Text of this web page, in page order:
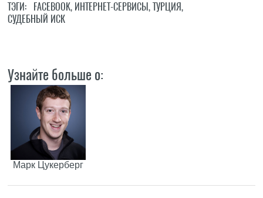
ТЭГИ: FACEBOOK, ИНТЕРНЕТ-СЕРВИСЫ,ТУРЦИЯ,
СУДЕБНЫЙ ИСК
Узнайте больше о:
Марк Цукерберг